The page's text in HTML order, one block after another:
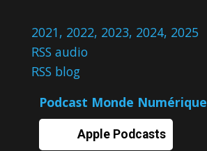
2021, 2022, 2023, 2024, 2025
RSS audio
RSS blog
Podcast Monde Numérique
Apple Podcasts